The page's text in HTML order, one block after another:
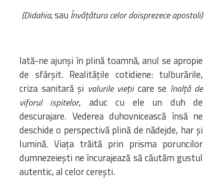
(Didahia,sauÎnvățătura celor doisprezece apostoli)
Iată-ne ajunși în plină toamnă, anul se apropie
de sfârșit. Realitățile cotidiene: tulburările,
criza sanitară și valurile viețiicare se înalță de
viforul ispitelor, aduc cu ele un duh de
descurajare. Vederea duhovnicească însă ne
deschide o perspectivă plină de nădejde, har și
lumină. Viața trăită prin prisma poruncilor
dumnezeiești ne încurajează să căutăm gustul
autentic, al celor cerești.